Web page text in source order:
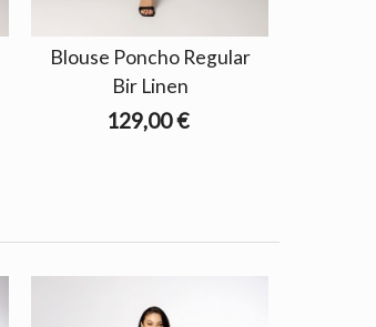
Blouse Poncho Regular
Bir Linen
129,00 €